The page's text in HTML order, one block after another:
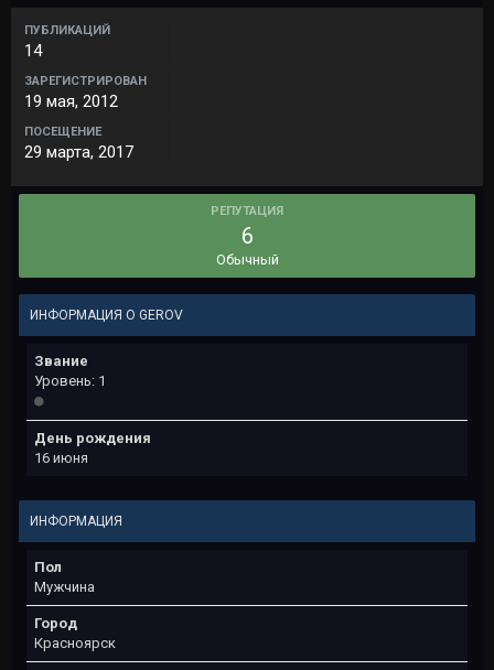
ПУБЛИКАЦИЙ
14
ЗАРЕГИСТРИРОВАН
19 мая, 2012
ПОСЕЩЕНИЕ
29 марта, 2017
РЕПУТАЦИЯ
6
Обычный
ИНФОРМАЦИЯ О GEROV
Звание
Уровень: 1
День рождения
16 июня
ИНФОРМАЦИЯ
Пол
Мужчина
Город
Красноярск